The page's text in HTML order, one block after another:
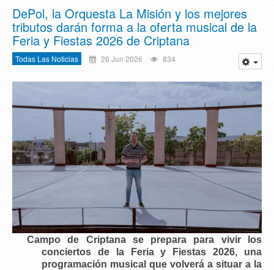
DePol, la Orquesta La Misión y los mejores
tributos darán forma a la oferta musical de la
Feria y Fiestas 2026 de Criptana
Todas Las Noticias 26 Jun 2026 834
Campo de Criptana se prepara para vivir los
conciertos de la Feria y Fiestas 2026, una
programación musical que volverá a situar a la